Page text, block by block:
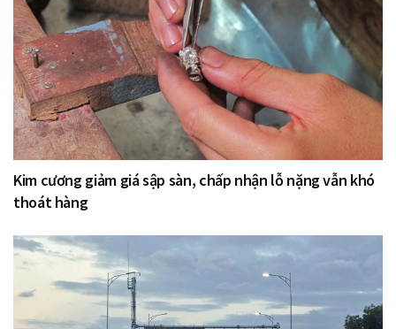
Kim cương giảm giá sập sàn, chấp nhận lỗ nặng vẫn khó
thoát hàng